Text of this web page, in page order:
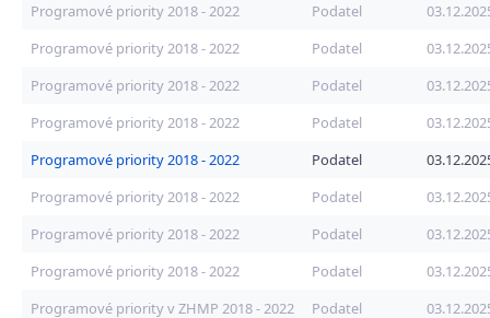
Programové priority 2018 - 2022 Podatel
Programové priority 2018 - 2022
Podatel
Programové priority 2018 - 2022
Podatel
Programové priority 2018 - 2022
Podatel
Programové priority 2018 - 2022
Podatel
Programové priority 2018 - 2022
Podatel
Programové priority 2018 - 2022
Podatel
Programové priority 2018 - 2022
Podatel
Programové priority v ZHMP 2018 - 2022
Podatel